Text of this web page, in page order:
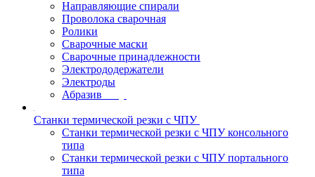
Направляющие спирали
Проволока сварочная
Ролики
Сварочные маски
Сварочные принадлежности
Электрододержатели
Электроды
Абразив
Станки термической резки с ЧПУ
Станки термической резки с ЧПУ консольного
типа
Станки термической резки с ЧПУ портального
типа